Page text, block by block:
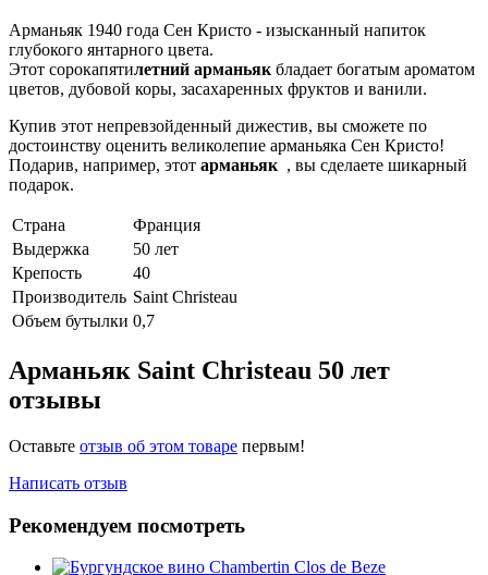
Арманьяк 1940 года Сен Кристо - изысканный напиток
глубокого янтарного цвета.
Этот сорокапятилетний арманьяк бладает богатым ароматом
цветов, дубовой коры, засахаренных фруктов и ванили.
Купив этот непревзойденный дижестив, вы сможете по
достоинству оценить великолепие арманьяка Сен Кристо!
Подарив, например, этот арманьяк , вы сделаете шикарный
подарок.
Страна
Франция
Выдержка
50 лет
Крепость
40
Производитель Saint Christeau
Объем бутылки 0,7
Арманьяк Saint Christeau 50 лет
отзывы
Оставьте отзыв об этом товаре первым!
Написать отзыв
Рекомендуем посмотреть